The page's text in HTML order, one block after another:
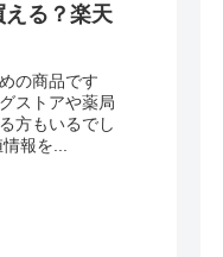
る？楽天
の商品です
ストアや薬局
方もいるでし
報を...